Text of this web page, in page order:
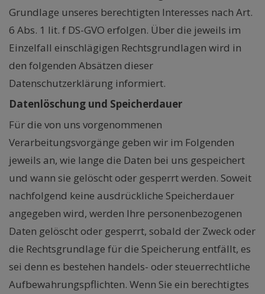
Grundlage unseres berechtigten Interesses nach Art.
6 Abs. 1 lit. f DS-GVO erfolgen. Über die jeweils im
Einzelfall einschlägigen Rechtsgrundlagen wird in
den folgenden Absätzen dieser
Datenschutzerklärung informiert.
Datenlöschung und Speicherdauer
Für die von uns vorgenommenen
Verarbeitungsvorgänge geben wir im Folgenden
jeweils an, wie lange die Daten bei uns gespeichert
und wann sie gelöscht oder gesperrt werden. Soweit
nachfolgend keine ausdrückliche Speicherdauer
angegeben wird, werden Ihre personenbezogenen
Daten gelöscht oder gesperrt, sobald der Zweck oder
die Rechtsgrundlage für die Speicherung entfällt, es
sei denn es bestehen handels- oder steuerrechtliche
Aufbewahrungspflichten. Wenn Sie ein berechtigtes